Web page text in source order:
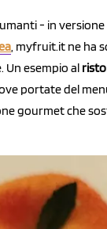
- in
, myfruit.it ne ha
Un esempio al
portate del
gourmet che